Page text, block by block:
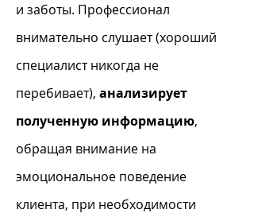
и заботы. Профессионал
внимательно слушает (хороший
специалист никогда не
перебивает), анализирует
полученную информацию,
обращая внимание на
эмоциональное поведение
клиента, при необходимости